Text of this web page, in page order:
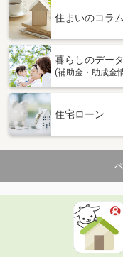
住まいのコラム
暮らしのデータ
(補助金・助成金
住宅ローン